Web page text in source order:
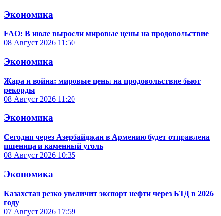
Экономика
FAO: В июле выросли мировые цены на продовольствие
08 Август 2026 11:50
Экономика
Жара и война: мировые цены на продовольствие бьют
рекорды
08 Август 2026 11:20
Экономика
Сегодня через Азербайджан в Армению будет отправлена
пшеница и каменный уголь
08 Август 2026 10:35
Экономика
Казахстан резко увеличит экспорт нефти через БТД в 2026
году
07 Август 2026 17:59